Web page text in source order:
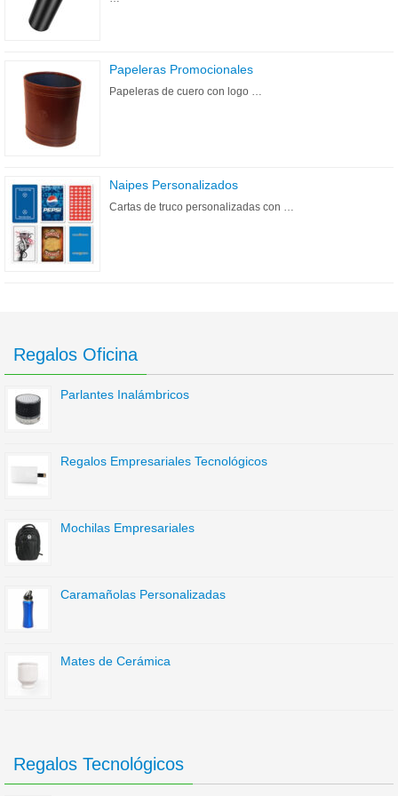
Papeleras Promocionales
Papeleras de cuero con logo …
Naipes Personalizados
Cartas de truco personalizadas con …
Regalos Oficina
Parlantes Inalámbricos
Regalos Empresariales Tecnológicos
Mochilas Empresariales
Caramañolas Personalizadas
Mates de Cerámica
Regalos Tecnológicos